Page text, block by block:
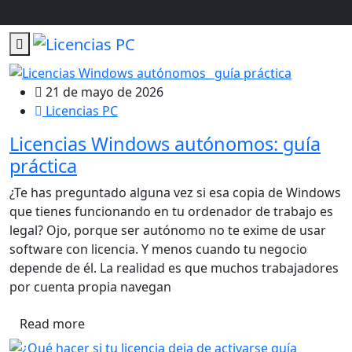
21 de mayo de 2026
Licencias PC
Licencias Windows autónomos: guía
práctica
¿Te has preguntado alguna vez si esa copia de Windows
que tienes funcionando en tu ordenador de trabajo es
legal? Ojo, porque ser autónomo no te exime de usar
software con licencia. Y menos cuando tu negocio
depende de él. La realidad es que muchos trabajadores
por cuenta propia navegan
Read more